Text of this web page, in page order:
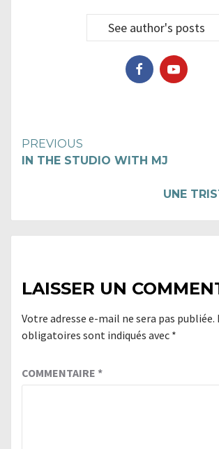
See author's posts
Continue
PREVIOUS
IN THE STUDIO WITH MJ
UNE
LAISSER UN
Votre adresse e-mail ne sera pas publiée.
obligatoires sont indiqués avec *
COMMENTAIRE *